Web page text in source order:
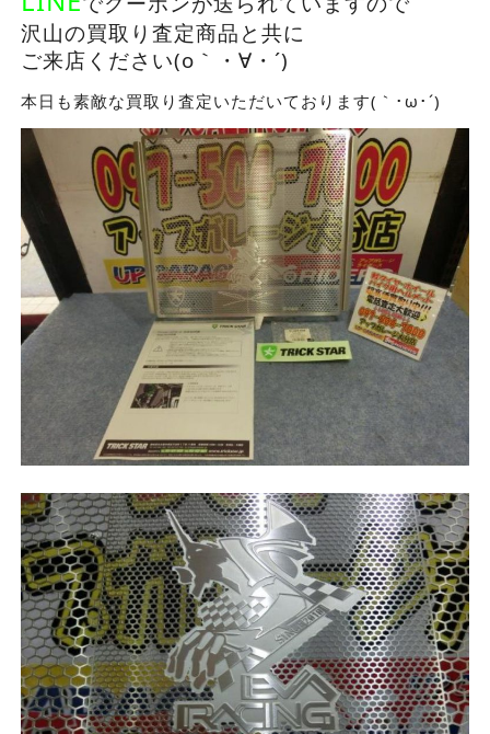
沢山の買取り査定商品と共に
ご来店ください(o｀・∀・´)
本日も素敵な買取り査定いただいております(｀･ω･´)ゞ